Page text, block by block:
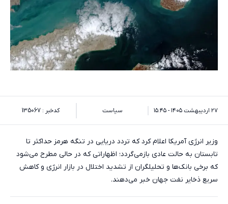
۲۷ اردیبهشت ۱۴۰۵ - ۱۵:۴۵ سیاست کدخبر : 135067
وزیر انرژی آمریکا اعلام کرد که تردد دریایی در تنگه هرمز حداکثر تا
تابستان به حالت عادی بازمی‌گردد؛ اظهاراتی که در حالی مطرح می‌شود
که برخی بانک‌ها و تحلیلگران از تشدید اختلال در بازار انرژی و کاهش
سریع ذخایر نفت جهان خبر می‌دهند.